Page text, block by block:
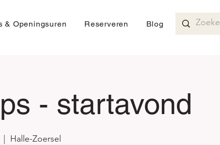
& Openingsuren Reserveren Blog
- startavond
Halle-Zoersel